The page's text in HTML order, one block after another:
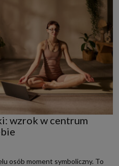
wzrok w centrum
osób moment symboliczny. To